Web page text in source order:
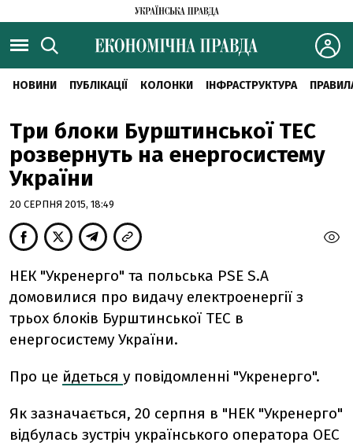
НОВИНИ ПУБЛІКАЦІЇ КОЛОНКИ ІНФРАСТРУКТУРА
Три блоки Бурштинської ТЕС
розвернуть на енергосистему
України
20 СЕРПНЯ 2015, 18:49
НЕК "Укренерго" та польська PSE S.A
домовилися про видачу електроенергії з
трьох блоків Бурштинської ТЕС в
енергосистему України.
Про це йдеться у повідомленні "Укренерго".
Як зазначається, 20 серпня в "НЕК "Укренерго"
відбулась зустріч українського оператора ОЕС